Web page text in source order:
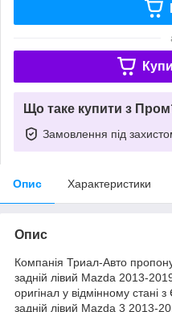
Що таке купити з
Замовлення під
Опис Характеристики
Опис
Компанія Триал-Авто
задній лівий Mazda 2013-
оригінал у відмінному стані
задній лівий Mazda 3 2013-